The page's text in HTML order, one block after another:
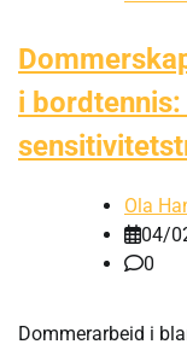
i
Ola
04/
0
Dommerarbeid i